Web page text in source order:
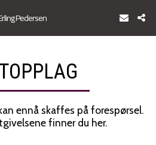
Pedersen
ennå skaffes på forespørsel.
finner du her.